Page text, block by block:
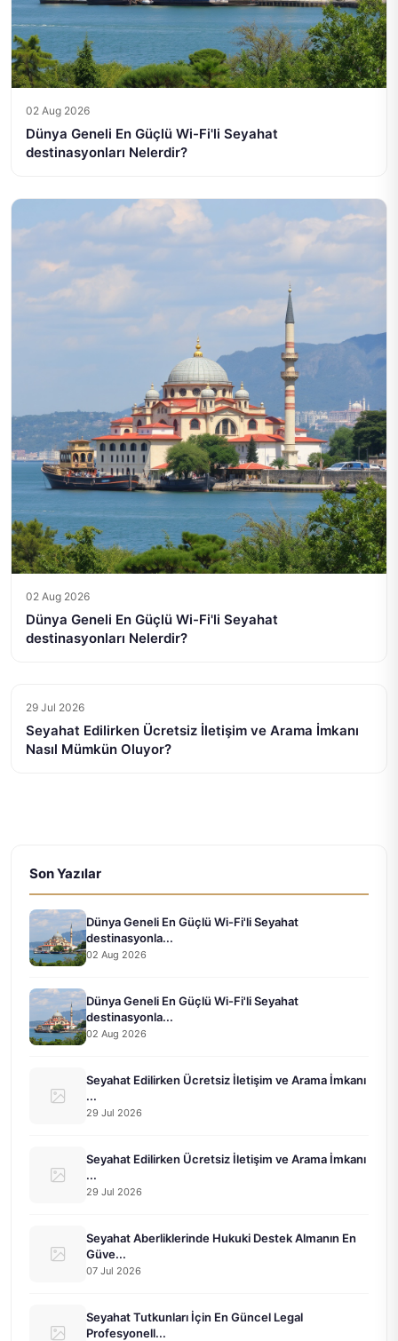
02 Aug 2026
Dünya Geneli En Güçlü Wi-Fi'li Seyahat
destinasyonları Nelerdir?
02 Aug 2026
Dünya Geneli En Güçlü Wi-Fi'li Seyahat
destinasyonları Nelerdir?
29 Jul 2026
Seyahat Edilirken Ücretsiz İletişim ve Arama İmkanı
Nasıl Mümkün Oluyor?
Son Yazılar
Dünya Geneli En Güçlü Wi-Fi'li Seyahat
destinasyonla...
02 Aug 2026
Dünya Geneli En Güçlü Wi-Fi'li Seyahat
destinasyonla...
02 Aug 2026
Seyahat Edilirken Ücretsiz İletişim ve Arama İmkanı
...
29 Jul 2026
Seyahat Edilirken Ücretsiz İletişim ve Arama İmkanı
...
29 Jul 2026
Seyahat Aberliklerinde Hukuki Destek Almanın En
Güve...
07 Jul 2026
Seyahat Tutkunları İçin En Güncel Legal
Profesyonell...